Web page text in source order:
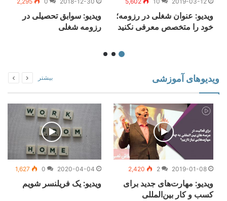
ویدیو: عنوان شغلی در رزومه؛
خود را متخصص معرفی نکنید
ویدیو: سوابق تحصیلی در
رزومه‌ شغلی
ویدیوهای آموزشی بیشتر
2019-01-08
2
2,420
ویدیو: مهارت‌های جدید برای
کسب و کار بین‌المللی
2020-04-04
0
1,627
ویدیو: یک فریلنسر شویم